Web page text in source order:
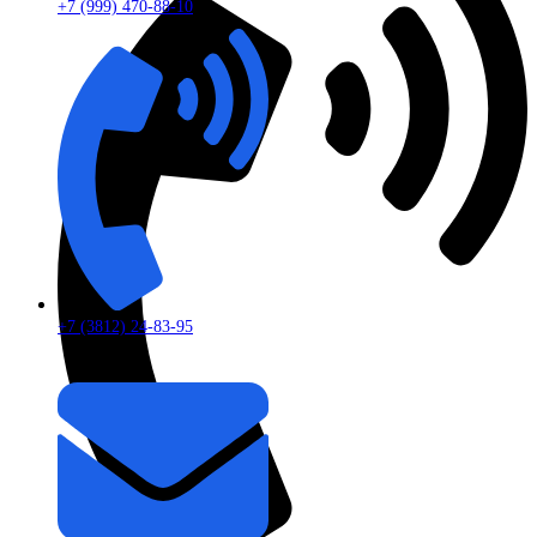
+7 (999) 470-88-10
+7 (3812) 24-83-95